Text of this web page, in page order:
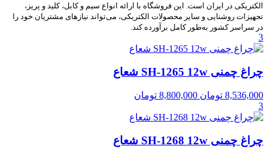
الکتریکی در ایران است. این فروشگاه با ارائه انواع سیم و کابل، کلید و پریز،
تجهیزات روشنایی و سایر محصولات الکتریکی، می‌تواند نیازهای مشتریان خود را
در سراسر کشور به‌طور کامل برآورده کند.
3
چراغ چمنی SH-1265 12w شعاع
8,536,000 تومان 8,800,000 تومان
3
چراغ چمنی SH-1268 12w شعاع